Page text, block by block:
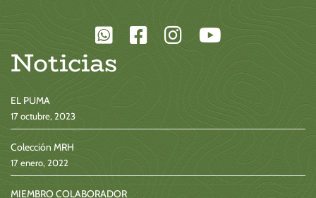
Noticias
EL PUMA
17 octubre, 2023
Colección MRH
17 enero, 2022
MIEMBRO COLABORADOR